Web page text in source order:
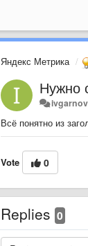
Яндекс Метрика
Нужно
ivgarnov
Всё понятно из
Vote 0
Replies 0